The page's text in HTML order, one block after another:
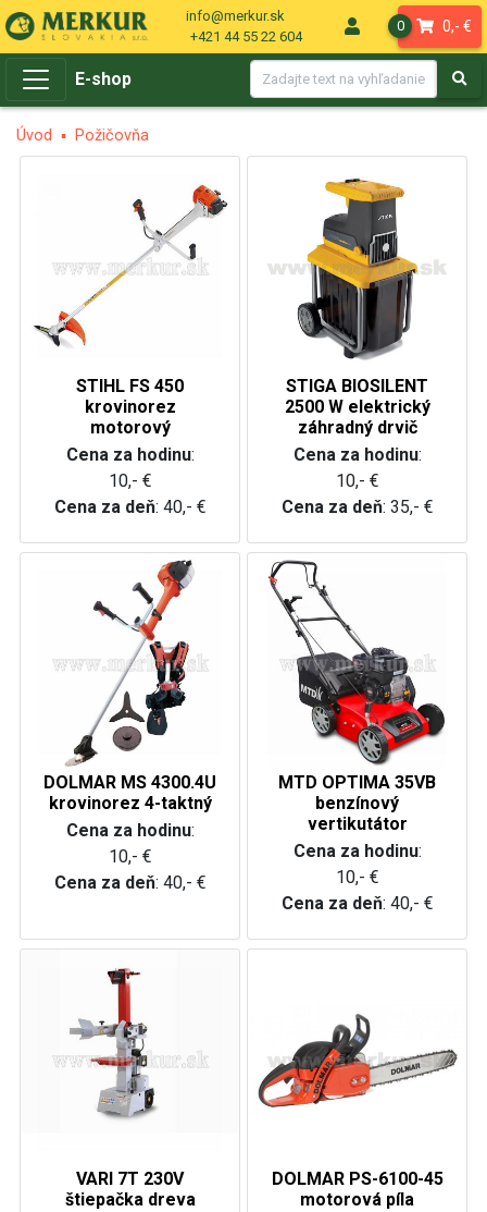
info@merkur.sk
+421 44 55 22 604
0 0,- €
E-shop
Úvod Požičovňa
STIHL FS 450
krovinorez
motorový
Cena za hodinu:
10,- €
Cena za deň: 40,- €
STIGA BIOSILENT
2500 W elektrický
záhradný drvič
Cena za hodinu:
10,- €
Cena za deň: 35,- €
DOLMAR MS 4300.4U
krovinorez 4-taktný
Cena za hodinu:
10,- €
Cena za deň: 40,- €
MTD OPTIMA 35VB
benzínový
vertikutátor
Cena za hodinu:
10,- €
Cena za deň: 40,- €
VARI 7T 230V
štiepačka dreva
DOLMAR PS-6100-45
motorová píla